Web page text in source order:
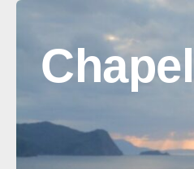
Skip to content